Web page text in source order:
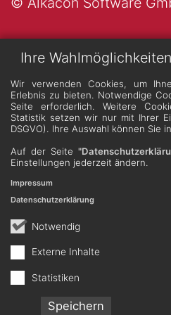
Ihre
Wir verwenden Cookies, um
Erlebnis zu bieten. Notwendige
Seite erforderlich. Weitere
Statistik setzen wir nur mit Ihrer
DSGVO). Ihre Auswahl können Sie
Auf der Seite
Einstellungen jederzeit ändern.
Notwendig
Externe Inhalte
Statistiken
Speichern
Impressum
Datenschutzerklärung